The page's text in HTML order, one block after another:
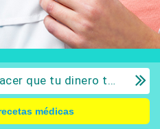
trabaje para ti: Del ahorro a la inversión con sentido común.
médicas